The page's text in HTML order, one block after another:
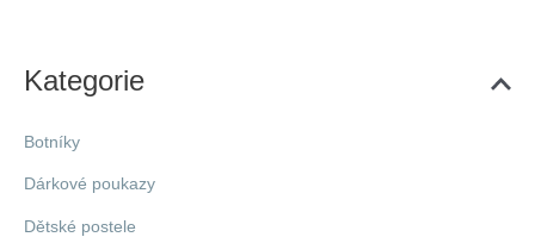
Kategorie
Botníky
Dárkové poukazy
Dětské postele